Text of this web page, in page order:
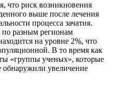
что риск возникновения
выше после лечения
процесса зачатия.
по разным регионам
на уровне 2%, что
В то время как
«группы ученых», которые
обнаружили увеличение